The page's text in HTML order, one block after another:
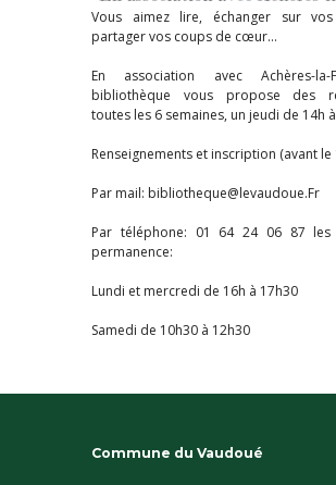
Vous aimez lire, échanger sur vos
partager vos coups de cœur…
En association avec Achères-
bibliothèque vous propose des
toutes les 6 semaines, un jeudi de 14h
Renseignements et inscription (avant le
Par mail: bibliotheque@levaudoue.Fr
Par téléphone: 01 64 24 06 87
permanence:
Lundi et mercredi de 16h à 17h30
Samedi de 10h30 à 12h30
Commune du Vaudoué